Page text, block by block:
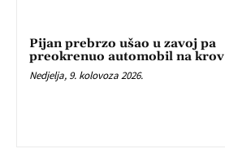
Pijan prebrzo ušao u zavoj pa
preokrenuo automobil na krov
Nedjelja, 9. kolovoza 2026.